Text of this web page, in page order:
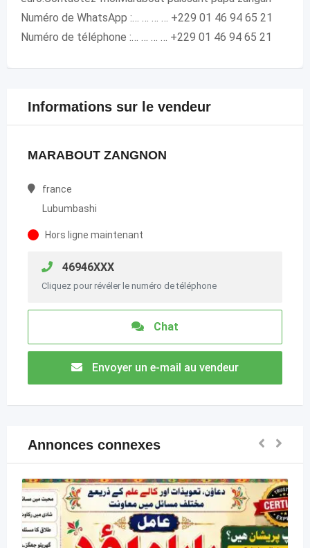
Numéro de WhatsApp :… … … … +229 01 46 94 65 21
Numéro de téléphone :… … … … +229 01 46 94 65 21
Informations sur le vendeur
MARABOUT ZANGNON
france
Lubumbashi
Hors ligne maintenant
46946XXX
Cliquez pour révéler le numéro de téléphone
Chat
Envoyer un e-mail au vendeur
Annonces connexes